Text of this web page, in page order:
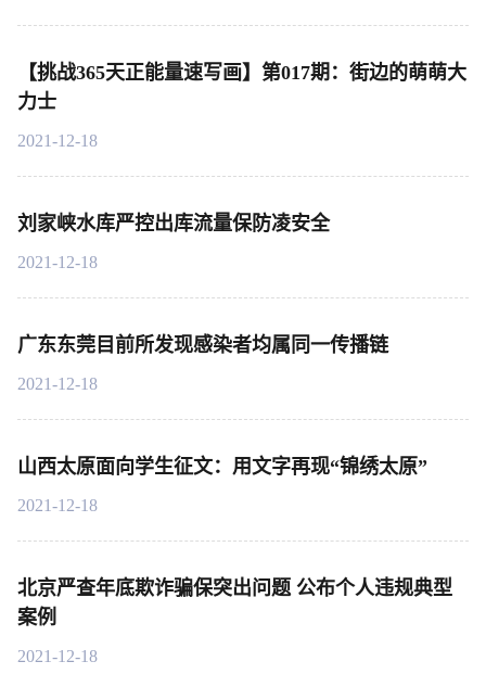
【挑战365天正能量速写画】第017期：街边的萌萌大
力士
2021-12-18
刘家峡水库严控出库流量保防凌安全
2021-12-18
广东东莞目前所发现感染者均属同一传播链
2021-12-18
山西太原面向学生征文：用文字再现“锦绣太原”
2021-12-18
北京严查年底欺诈骗保突出问题 公布个人违规典型
案例
2021-12-18